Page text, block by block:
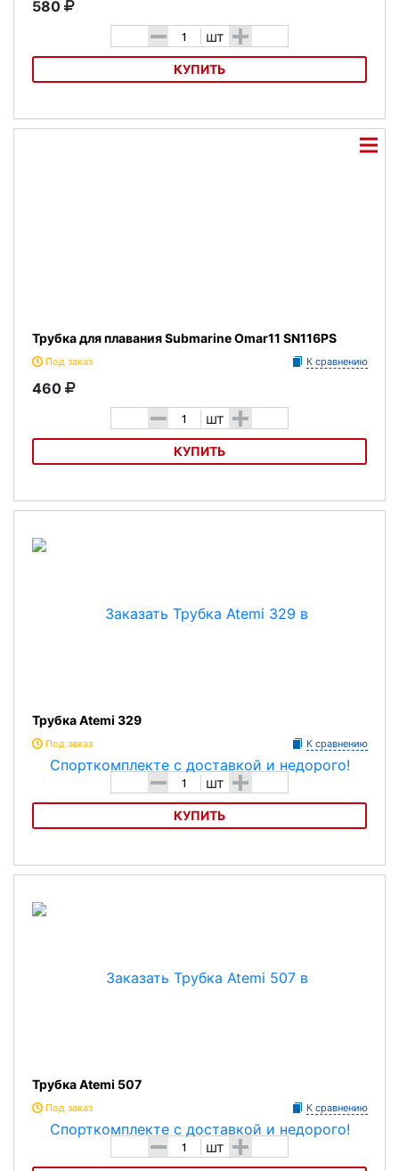
580
- шт +
КУПИТЬ
Трубка для плавания Submarine Skat30 DRA-SN63-2S
Трубка для плавания Submarine Omar11 SN116PS
Под заказ К сравнению
460
- шт +
КУПИТЬ
Трубка для плавания Submarine Omar11 SN116PS
Трубка Atemi 329
Под заказ К сравнению
- шт +
КУПИТЬ
Трубка Atemi 329
Трубка Atemi 507
Под заказ К сравнению
- шт +